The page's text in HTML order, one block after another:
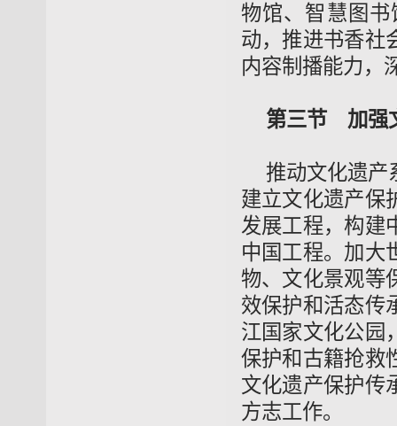
物馆、智慧图
动，推进书香社
内容制播能力，
第三节 加强
推动文化遗
建立文化遗产保
发展工程，构建
中国工程。加大
物、文化景观等
效保护和活态传
江国家文化公园
保护和古籍抢救
文化遗产保护传
方志工作。